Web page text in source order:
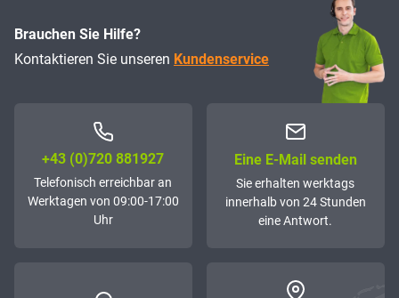
Brauchen Sie Hilfe?
Kontaktieren Sie unseren Kundenservice
+43 (0)72­0 881927
Telefonisch erreichbar an
Werktagen von 09:00-17:00
Uhr
Eine E-Mail senden
Sie erhalten werktags
innerhalb von 24 Stunden
eine Antwort.